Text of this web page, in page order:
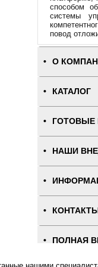
способом
системы
повод
О
КАТАЛОГ
ГОТОВЫЕ
НАШИ
ПОЛНАЯ
Интернет-